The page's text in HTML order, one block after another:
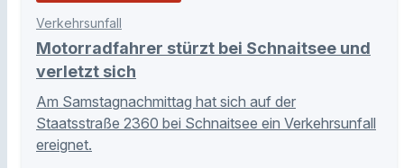
Verkehrsunfall
Motorradfahrer stürzt bei Schnaitsee und
verletzt sich
Am Samstagnachmittag hat sich auf der
Staatsstraße 2360 bei Schnaitsee ein Verkehrsunfall
ereignet.